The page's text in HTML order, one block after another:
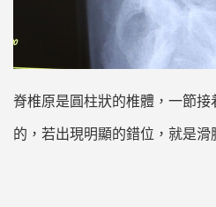
脊椎原是圓柱狀的椎體，一節
的，若出現明顯的錯位，就是滑